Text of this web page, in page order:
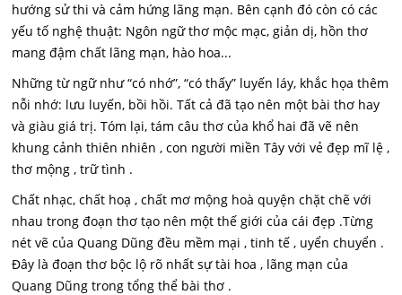
hướng sử thi và cảm hứng lãng mạn. Bên cạnh đó còn có các
yếu tố nghệ thuật: Ngôn ngữ thơ mộc mạc, giản dị, hồn thơ
mang đậm chất lãng mạn, hào hoa...
Những từ ngữ như “có nhớ”, “có thấy” luyến láy, khắc họa thêm
nỗi nhớ: lưu luyến, bồi hồi. Tất cả đã tạo nên một bài thơ hay
và giàu giá trị. Tóm lại, tám câu thơ của khổ hai đã vẽ nên
khung cảnh thiên nhiên , con người miền Tây với vẻ đẹp mĩ lệ ,
thơ mộng , trữ tình .
Chất nhạc, chất hoạ , chất mơ mộng hoà quyện chặt chẽ với
nhau trong đoạn thơ tạo nên một thế giới của cái đẹp .Từng
nét vẽ của Quang Dũng đều mềm mại , tinh tế , uyển chuyển .
Đây là đoạn thơ bộc lộ rõ nhất sự tài hoa , lãng mạn của
Quang Dũng trong tổng thể bài thơ .